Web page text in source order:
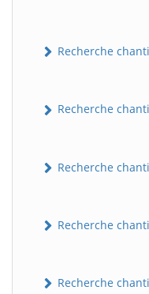
Recherche
Recherche
Recherche
Recherche
Recherche